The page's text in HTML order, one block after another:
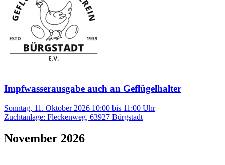
Impfwasserausgabe auch an Geflügelhalter
Sonntag, 11. Oktober 2026 10:00 bis 11:00 Uhr
Zuchtanlage: Fleckenweg, 63927 Bürgstadt
November 2026